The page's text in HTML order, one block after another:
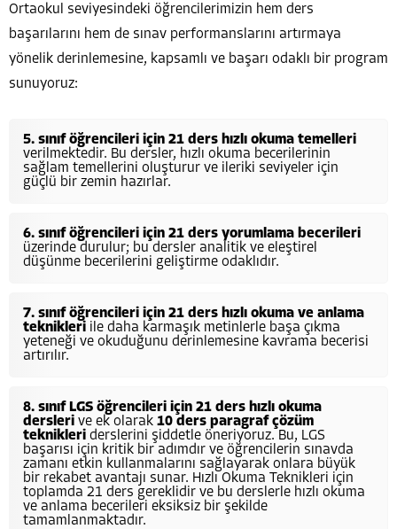
Ortaokul seviyesindeki öğrencilerimizin hem ders
başarılarını hem de sınav performanslarını artırmaya
yönelik derinlemesine, kapsamlı ve başarı odaklı bir program
sunuyoruz:
5. sınıf öğrencileri için 21 ders hızlı okuma temelleri
verilmektedir. Bu dersler, hızlı okuma becerilerinin
sağlam temellerini oluşturur ve ileriki seviyeler için
güçlü bir zemin hazırlar.
6. sınıf öğrencileri için 21 ders yorumlama becerileri
üzerinde durulur; bu dersler analitik ve eleştirel
düşünme becerilerini geliştirme odaklıdır.
7. sınıf öğrencileri için 21 ders hızlı okuma ve anlama
teknikleri ile daha karmaşık metinlerle başa çıkma
yeteneği ve okuduğunu derinlemesine kavrama becerisi
artırılır.
8. sınıf LGS öğrencileri için 21 ders hızlı okuma
dersleri ve ek olarak 10 ders paragraf çözüm
teknikleri derslerini şiddetle öneriyoruz. Bu, LGS
başarısı için kritik bir adımdır ve öğrencilerin sınavda
zamanı etkin kullanmalarını sağlayarak onlara büyük
bir rekabet avantajı sunar. Hızlı Okuma Teknikleri için
toplamda 21 ders gereklidir ve bu derslerle hızlı okuma
ve anlama becerileri eksiksiz bir şekilde
tamamlanmaktadır.